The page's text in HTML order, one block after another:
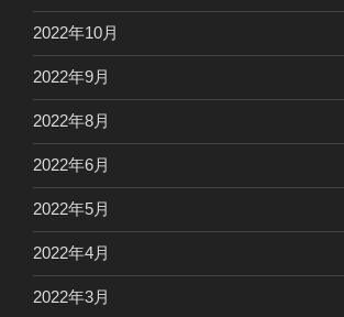
2022年10月
2022年9月
2022年8月
2022年6月
2022年5月
2022年4月
2022年3月